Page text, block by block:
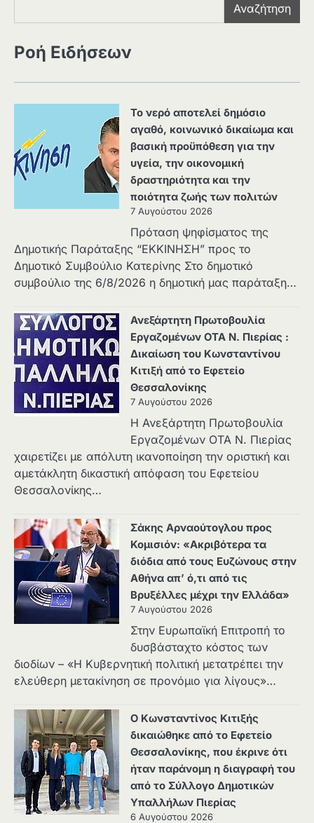
Αναζήτηση
Ροή Ειδήσεων
Το νερό αποτελεί δημόσιο
αγαθό, κοινωνικό δικαίωμα και
βασική προϋπόθεση για την
υγεία, την οικονομική
δραστηριότητα και την
ποιότητα ζωής των πολιτών
7 Αυγούστου 2026
Πρόταση ψηφίσματος της
Δημοτικής Παράταξης “ΕΚΚΙΝΗΣΗ” προς το
Δημοτικό Συμβούλιο Κατερίνης Στο δημοτικό
συμβούλιο της 6/8/2026 η δημοτική μας παράταξη…
Ανεξάρτητη Πρωτοβουλία
Εργαζομένων ΟΤΑ Ν. Πιερίας :
Δικαίωση του Κωνσταντίνου
Κιτιξή από το Εφετείο
Θεσσαλονίκης
7 Αυγούστου 2026
Η Ανεξάρτητη Πρωτοβουλία
Εργαζομένων ΟΤΑ Ν. Πιερίας
χαιρετίζει με απόλυτη ικανοποίηση την οριστική και
αμετάκλητη δικαστική απόφαση του Εφετείου
Θεσσαλονίκης…
Σάκης Αρναούτογλου προς
Κομισιόν: «Ακριβότερα τα
διόδια από τους Ευζώνους στην
Αθήνα απ’ ό,τι από τις
Βρυξέλλες μέχρι την Ελλάδα»
7 Αυγούστου 2026
Στην Ευρωπαϊκή Επιτροπή το
δυσβάσταχτο κόστος των
διοδίων – «Η Κυβερνητική πολιτική μετατρέπει την
ελεύθερη μετακίνηση σε προνόμιο για λίγους»…
Ο Κωνσταντίνος Κιτιξής
δικαιώθηκε από το Εφετείο
Θεσσαλονίκης, που έκρινε ότι
ήταν παράνομη η διαγραφή του
από το Σύλλογο Δημοτικών
Υπαλλήλων Πιερίας
6 Αυγούστου 2026